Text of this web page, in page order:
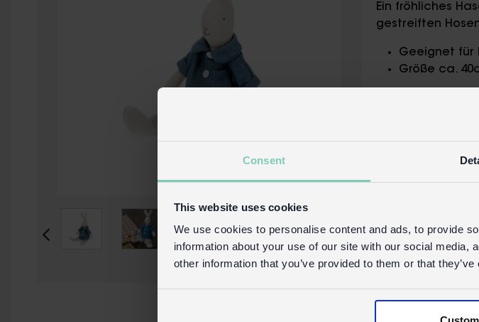
Consent
This website uses cookies
We use cookies to personalise content and ads, to provide
information about your use of our site with our social
other information that you’ve provided to them or that
Ein fröhliches
gestreiften
Geeignet für
Größe ca.
Nur per
Handels-Login